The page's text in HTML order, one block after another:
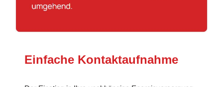
Einfache Kontaktaufnahme